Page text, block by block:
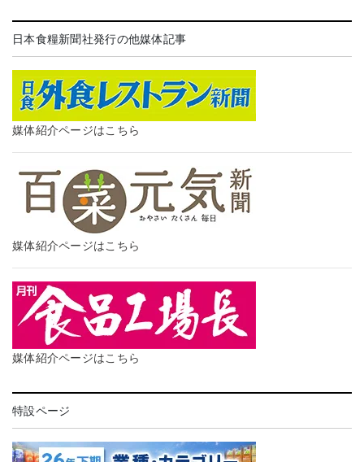
日本食糧新聞社発行の他媒体記事
媒体紹介ページはこちら
媒体紹介ページはこちら
媒体紹介ページはこちら
特設ページ